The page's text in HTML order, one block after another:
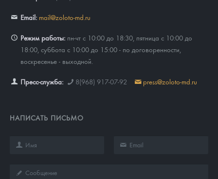
Email: mail@zoloto-md.ru
Режим работы: пн-чт с 10:00 до 18:30, пятница с 10:00 до
18:00, суббота с 10:00 до 15:00 - по договоренности,
воскресенье - выходной.
Пресс-служба: 8(968) 917-07-92 press@zoloto-md.ru
НАПИСАТЬ ПИСЬМО